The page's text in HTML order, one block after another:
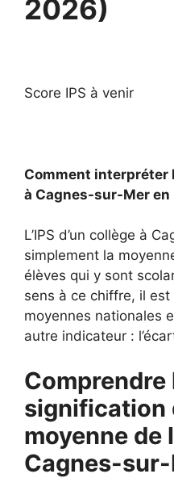
2026)
Score IPS à venir
Comment interpréter
à Cagnes-sur-Mer en
L’IPS d’un collège à
simplement la
élèves qui y sont
sens à ce chiffre, il
moyennes nationales
autre indicateur :
Comprendre
signification
moyenne de
Cagnes-